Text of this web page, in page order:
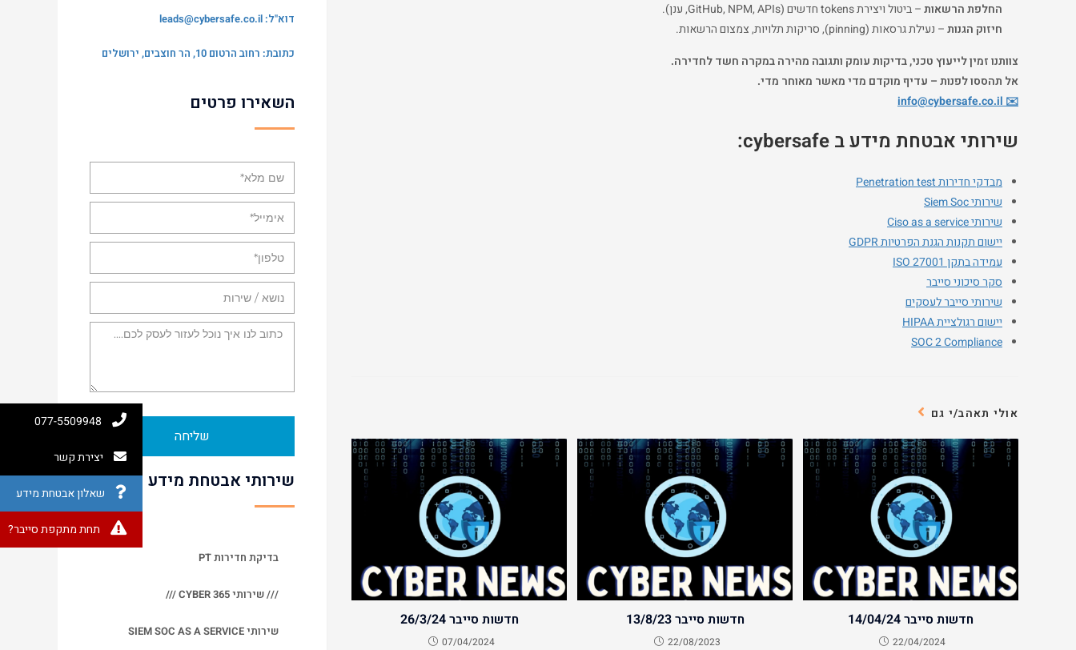
077-5509948
יצירת קשר
שאלון אבטחת מידע
תחת מתקפת סייבר?
החלפת הרשאות– ביטול ויצירת tokens חדשים (GitHub, NPM, APIs, ענן).
חיזוק הגנות– נעילת גרסאות (pinning), סריקות תלויות, צמצום הרשאות.
צוותנו זמין לייעוץ טכני, בדיקות עומק ותגובה מהירה במקרה חשד לחדירה.
אל תהססו לפנות – עדיף מוקדם מדי מאשר מאוחר מדי.
✉️
info@cybersafe.co.il
שירותי אבטחת מידע ב cybersafe:
מבדקי חדירות Penetration test
שירותי Siem Soc
שירותי Ciso as a service
יישום תקנות הגנת הפרטיות GDPR
עמידה בתקן ISO 27001
סקר סיכוני סייבר
שירותי סייבר לעסקים
יישום רגולציית HIPAA
SOC 2 Compliance
אולי תאהב/י גם
חדשות סייבר 14/04/24
22/04/2024
חדשות סייבר 13/8/23
22/08/2023
חדשות סייבר 26/3/24
07/04/2024
דוא"ל: leads@cybersafe.co.il
כתובת: רחוב הרטום 10, הר חוצבים, ירושלים
השאירו פרטים
שליחה
שירותי אבטחת מידע
בדיקת חדירות PT
/// שירותי CYBER 365 ///
שירותי SIEM SOC AS A SERVICE